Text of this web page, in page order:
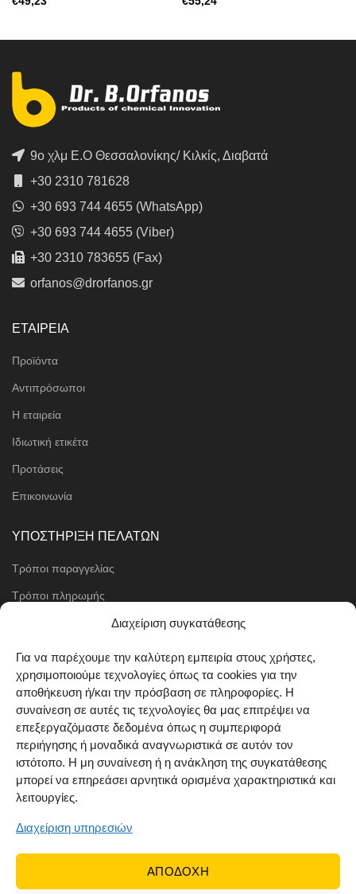
Διαχείριση συγκατάθεσης
Για να παρέχουμε την καλύτερη εμπειρία στους χρήστες,
χρησιμοποιούμε τεχνολογίες όπως τα cookies για την
αποθήκευση ή/και την πρόσβαση σε πληροφορίες. Η
συναίνεση σε αυτές τις τεχνολογίες θα μας επιτρέψει να
επεξεργαζόμαστε δεδομένα όπως η συμπεριφορά
περιήγησης ή μοναδικά αναγνωριστικά σε αυτόν τον
ιστότοπο. Η μη συναίνεση ή η ανάκληση της συγκατάθεσης
μπορεί να επηρεάσει αρνητικά ορισμένα χαρακτηριστικά και
λειτουργίες.
Διαχείριση υπηρεσιών
ΑΠΟΔΟΧΗ
9ο χλμ Ε.Ο Θεσσαλονίκης/ Κιλκίς, Διαβατά
+30 2310 781628
+30 693 744 4655 (WhatsApp)
+30 693 744 4655 (Viber)
+30 2310 783655 (Fax)
orfanos@drorfanos.gr
ΕΤΑΙΡΕΙΑ
Προϊόντα
Αντιπρόσωποι
Η εταιρεία
Ιδιωτική ετικέτα
Προτάσεις
Επικοινωνία
ΥΠΟΣΤΗΡΙΞΗ ΠΕΛΑΤΩΝ
Τρόποι παραγγελίας
Τρόποι πληρωμής
Μέθοδοι αποστολής
Όροι χρήσης
Cookie Policy (EU)
ΑΚΟΛΟΥΘΗΣΤΕ ΜΑΣ